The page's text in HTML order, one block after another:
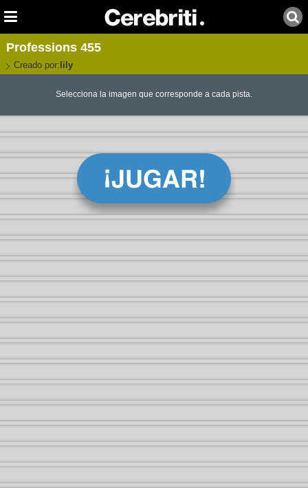
Professions 455
Creado por: lily
Selecciona la imagen que corresponde a cada pista.